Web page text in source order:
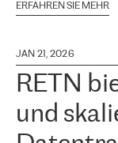
ERFAHREN SIE MEHR
JAN 21, 2026
RETN
und